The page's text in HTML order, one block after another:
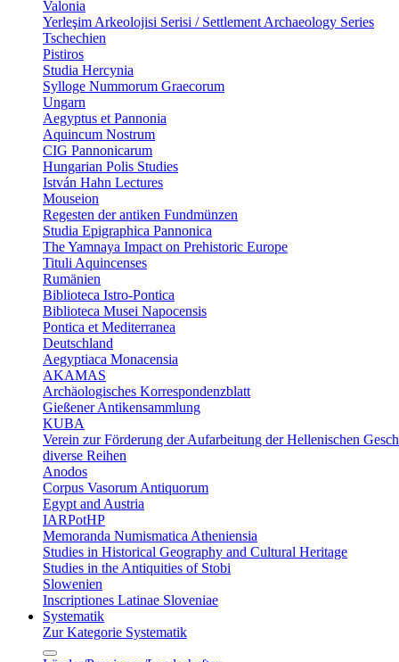
Valonia
Yerleşim Arkeolojisi Serisi / Settlement Archaeology Series
Tschechien
Pistiros
Studia Hercynia
Sylloge Nummorum Graecorum
Ungarn
Aegyptus et Pannonia
Aquincum Nostrum
CIG Pannonicarum
Hungarian Polis Studies
István Hahn Lectures
Mouseion
Regesten der antiken Fundmünzen
Studia Epigraphica Pannonica
The Yamnaya Impact on Prehistoric Europe
Tituli Aquincenses
Rumänien
Biblioteca Istro-Pontica
Biblioteca Musei Napocensis
Pontica et Mediterranea
Deutschland
Aegyptiaca Monacensia
AKAMAS
Archäologisches Korrespondenzblatt
Gießener Antikensammlung
KUBA
Verein zur Förderung der Aufarbeitung der Hellenischen
diverse Reihen
Anodos
Corpus Vasorum Antiquorum
Egypt and Austria
IARPotHP
Memoranda Numismatica Atheniensia
Studies in Historical Geography and Cultural Heritage
Studies in the Antiquities of Stobi
Slowenien
Inscriptiones Latinae Sloveniae
Systematik
Zur Kategorie Systematik